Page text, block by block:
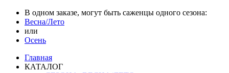
В одном заказе, могут быть саженцы одного сезона:
Весна/Лето
или
Осень
Главная
КАТАЛОГ